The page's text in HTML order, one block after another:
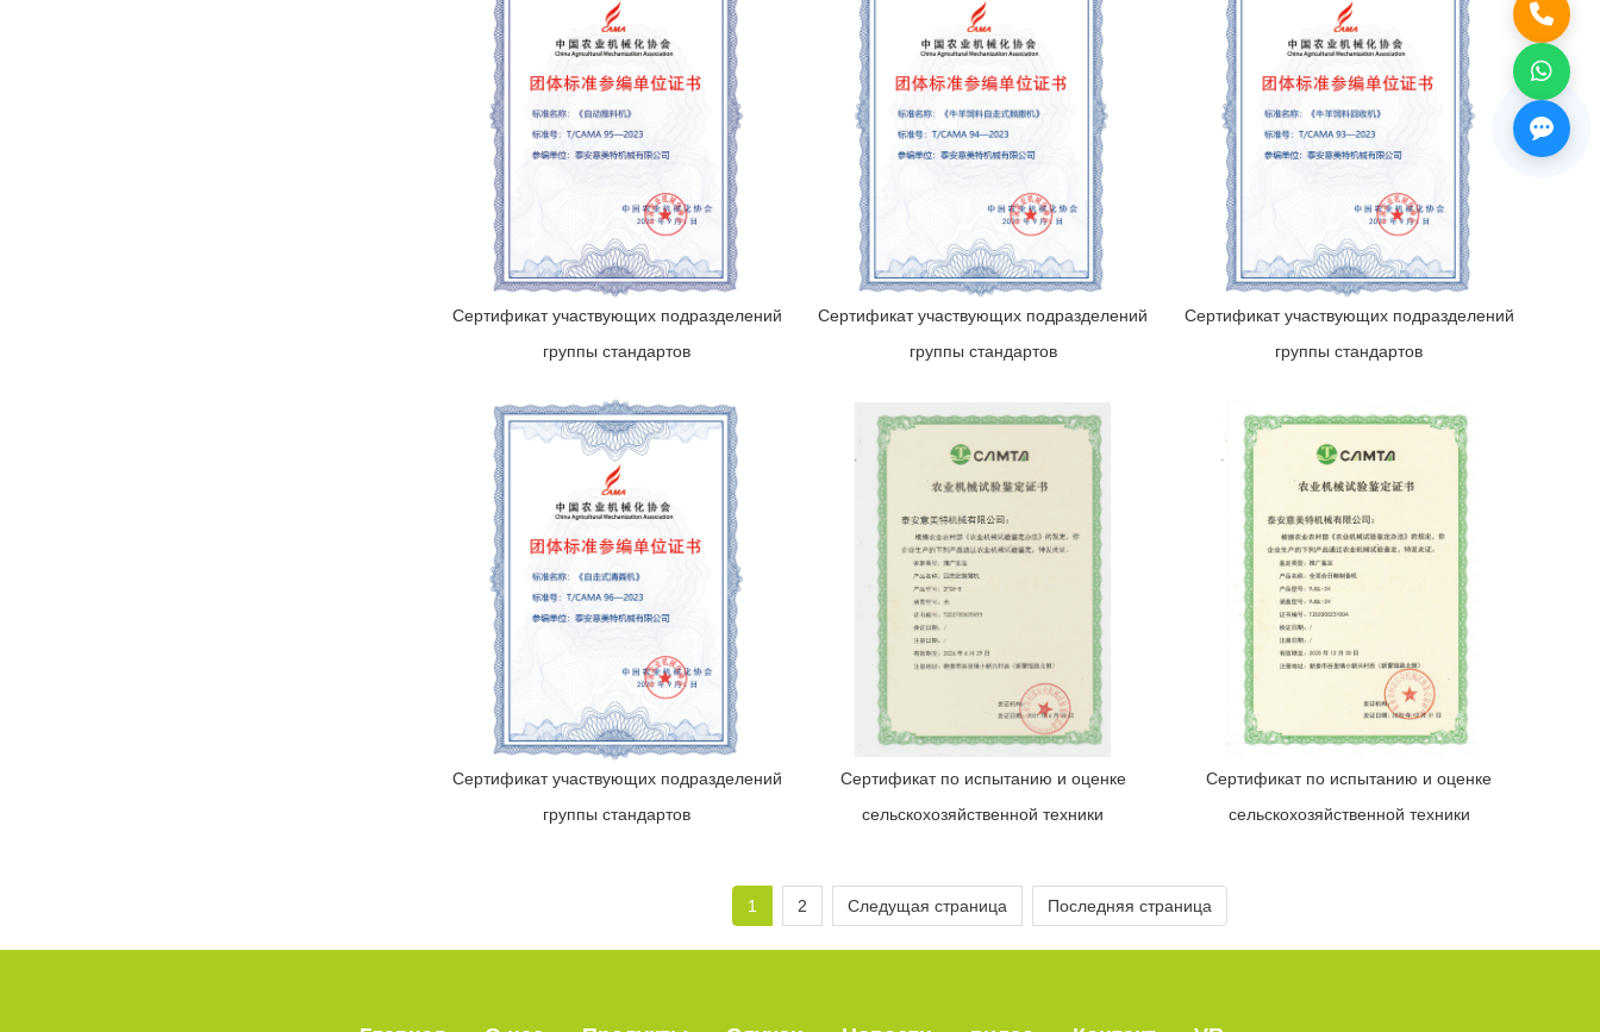
Сертификат участвующих подразделений
группы стандартов
Сертификат участвующих подразделений
группы стандартов
Сертификат участвующих подразделений
группы стандартов
Сертификат участвующих подразделений
группы стандартов
Сертификат по испытанию и оценке
сельскохозяйственной техники
Сертификат по испытанию и оценке
сельскохозяйственной техники
1 2 Следущая страница Последняя страница